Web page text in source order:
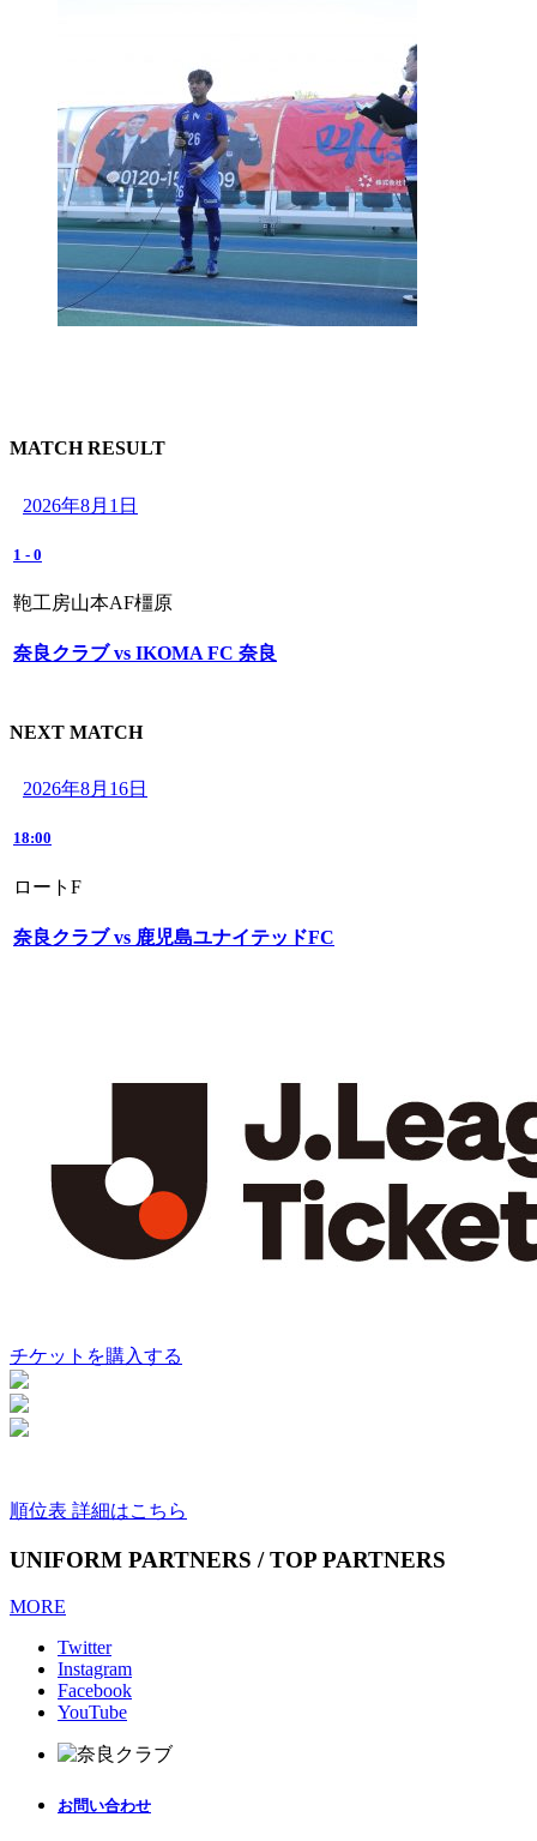
MATCH RESULT
2026年8月1日
1 - 0
鞄工房山本AF橿原
奈良クラブ vs IKOMA FC 奈良
NEXT MATCH
2026年8月16日
18:00
ロートF
奈良クラブ vs 鹿児島ユナイテッドFC
チケットを購入する
順位表 詳細はこちら
UNIFORM PARTNERS / TOP PARTNERS
MORE
Twitter
Instagram
Facebook
YouTube
お問い合わせ